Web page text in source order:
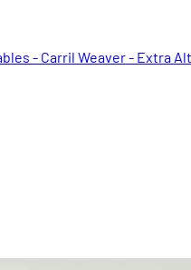
- Carril Weaver - Extra